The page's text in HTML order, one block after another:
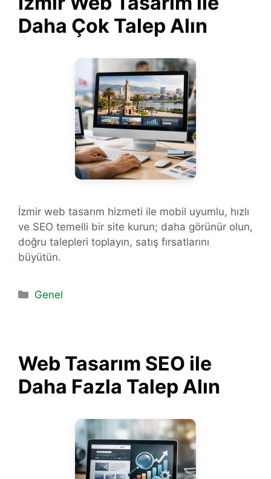
Daha Çok Talep Alın
İzmir web tasarım hizmeti ile mobil uyumlu, hızlı
ve SEO temelli bir site kurun; daha görünür olun,
doğru talepleri toplayın, satış fırsatlarını
büyütün.
Kategoriler
Genel
Web Tasarım SEO ile
Daha Fazla Talep Alın